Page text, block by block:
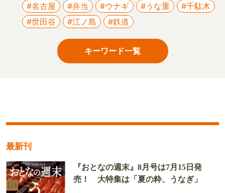
#名古屋
#弁当 #ウナギ #うな重
#千駄木
#世田谷
#江ノ島 #鉄道
キーワード一覧
最新刊
『おとなの週末』8月号は7月15日発
売！ 大特集は「夏の粋、うなぎ」